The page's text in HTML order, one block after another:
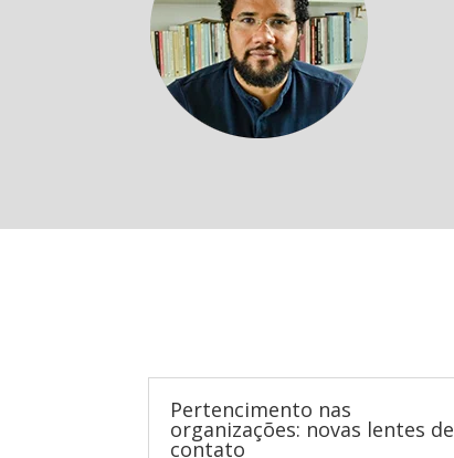
Pertencimento nas
organizações: novas lentes de
contato